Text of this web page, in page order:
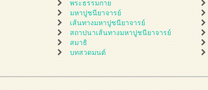
พระธรรมกาย
มหาปูชนียาจารย์
เส้นทางมหาปูชนียาจารย์
สถาปนาเส้นทางมหาปูชนียาจารย์
สมาธิ
บทสวดมนต์